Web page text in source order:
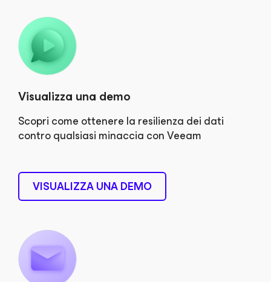
Visualizza una demo
Scopri come ottenere la resilienza dei dati
contro qualsiasi minaccia con Veeam
VISUALIZZA UNA DEMO